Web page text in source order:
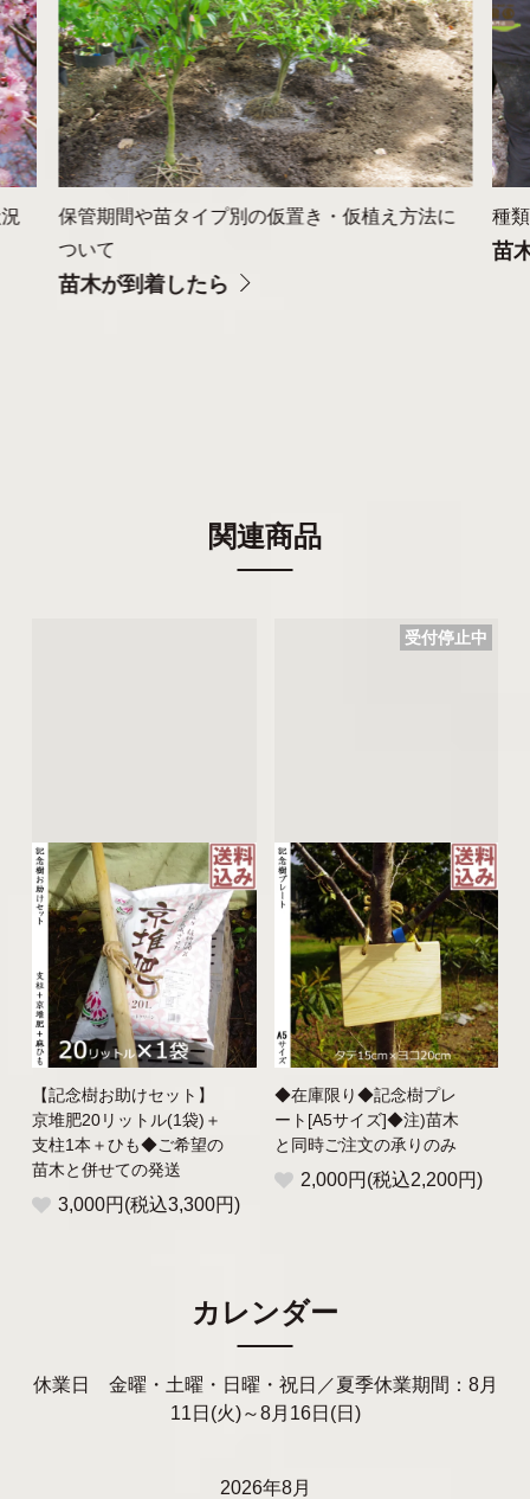
保管期間や苗タイプ別の仮置き・仮植え方法に
ついて
苗木が到着したら
種
苗
関連商品
【記念樹お助けセット】
京堆肥20リットル(1袋)＋
支柱1本＋ひも◆ご希望の
苗木と併せての発送
3,000円(税込3,300円)
受付停止中
◆在庫限り◆記念樹プレ
ート[A5サイズ]◆注)苗木
と同時ご注文の承りのみ
2,000円(税込2,200円)
カレンダー
休業日 金曜・土曜・日曜・祝日／夏季休業期間：8月
11日(火)～8月16日(日)
2026年8月